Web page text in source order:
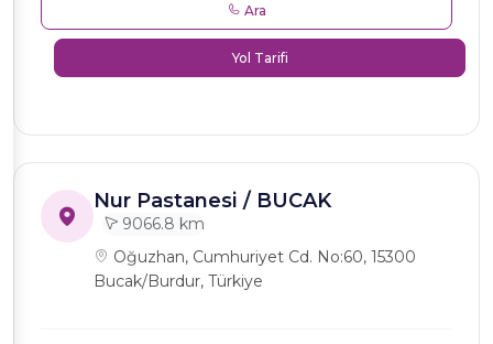
Ara
Yol Tarifi
Nur Pastanesi / BUCAK
9066.8 km
Oğuzhan, Cumhuriyet Cd. No:60, 15300
Bucak/Burdur, Türkiye